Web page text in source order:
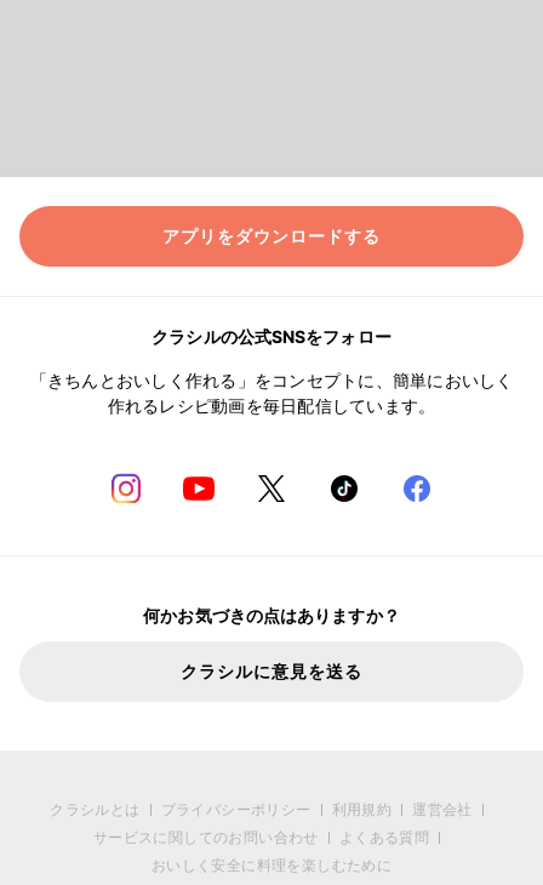
アプリをダウンロードする
クラシルの公式SNSをフォロー
「きちんとおいしく作れる」をコンセプトに、簡単においしく
作れるレシピ動画を毎日配信しています。
何かお気づきの点はありますか？
クラシルに意見を送る
クラシルとは プライバシーポリシー 利用規約
運営会社
サービスに関してのお問い合わせ
よくある質問
おいしく安全に料理を楽しむために